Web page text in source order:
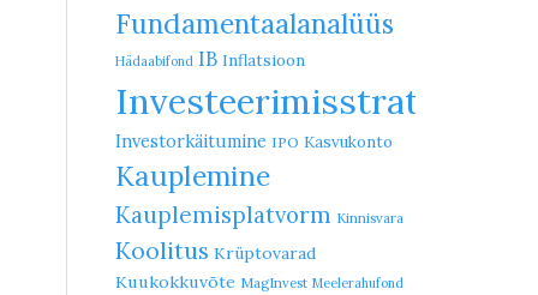
Fundamentaalanalüüs
Hädaabifond IB Inflatsioon
Investeerimisstrateegia
Investorkäitumine IPO Kasvukonto
Kauplemine
Kauplemisplatvorm Kinnisvara
Koolitus Krüptovarad
Kuukokkuvõte MagInvest Meelerahufond